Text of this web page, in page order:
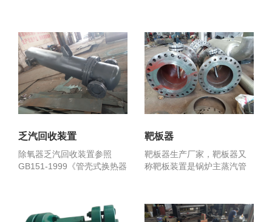
乏汽回收装置
除氧器乏汽回收装置参照
GB151-1999《管壳式换热器
靶板器
靶板器生产厂家，靶板器又
称靶板装置是锅炉主蒸汽管